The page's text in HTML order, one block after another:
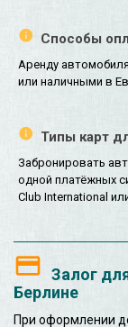
Способы
Аренду
или наличными в
Типы карт
Забронировать
одной платёжных
Club International
Залог
Берлине
При оформлении